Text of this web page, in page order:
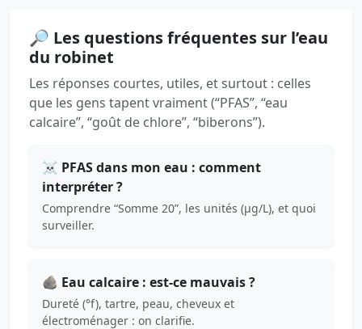
🔎 Les questions fréquentes sur l’eau
du robinet
Les réponses courtes, utiles, et surtout : celles
que les gens tapent vraiment (“PFAS”, “eau
calcaire”, “goût de chlore”, “biberons”).
☠️ PFAS dans mon eau : comment
interpréter ?
Comprendre “Somme 20”, les unités (µg/L), et quoi
surveiller.
🪨 Eau calcaire : est-ce mauvais ?
Dureté (°f), tartre, peau, cheveux et
électroménager : on clarifie.